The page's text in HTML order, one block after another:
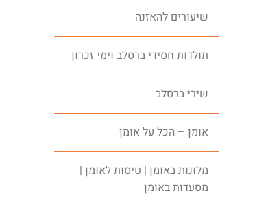
שיעורים להאזנה
תולדות חסידי ברסלב וימי זכרון
שירי ברסלב
אומן – הכל על אומן
מלונות באומן | טיסות לאומן |
מסעדות באומן